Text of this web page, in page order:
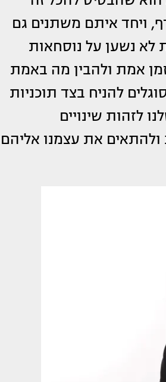
ויחד איתם משתנים גם
לא נשען על נוסחאות
אמת ולהבין מה באמת
להניח בצד תוכניות
לזהות שינויים
ולהתאים את עצמנו